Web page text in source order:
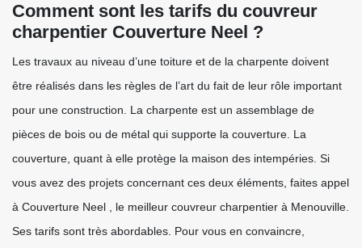
Comment sont les tarifs du couvreur
charpentier Couverture Neel ?
Les travaux au niveau d’une toiture et de la charpente doivent
être réalisés dans les règles de l’art du fait de leur rôle important
pour une construction. La charpente est un assemblage de
pièces de bois ou de métal qui supporte la couverture. La
couverture, quant à elle protège la maison des intempéries. Si
vous avez des projets concernant ces deux éléments, faites appel
à Couverture Neel , le meilleur couvreur charpentier à Menouville.
Ses tarifs sont très abordables. Pour vous en convaincre,